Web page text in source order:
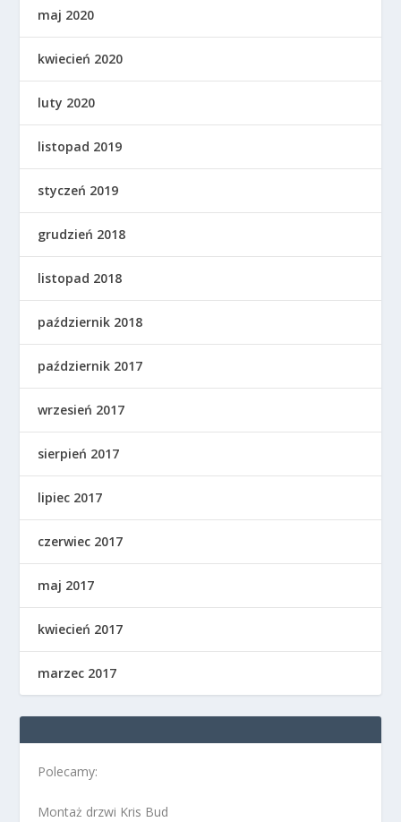
maj 2020
kwiecień 2020
luty 2020
listopad 2019
styczeń 2019
grudzień 2018
listopad 2018
październik 2018
październik 2017
wrzesień 2017
sierpień 2017
lipiec 2017
czerwiec 2017
maj 2017
kwiecień 2017
marzec 2017
Polecamy:
Montaż drzwi Kris Bud